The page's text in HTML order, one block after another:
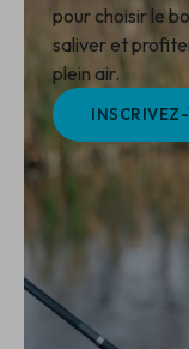
pour choisir le
saliver et
plein air.